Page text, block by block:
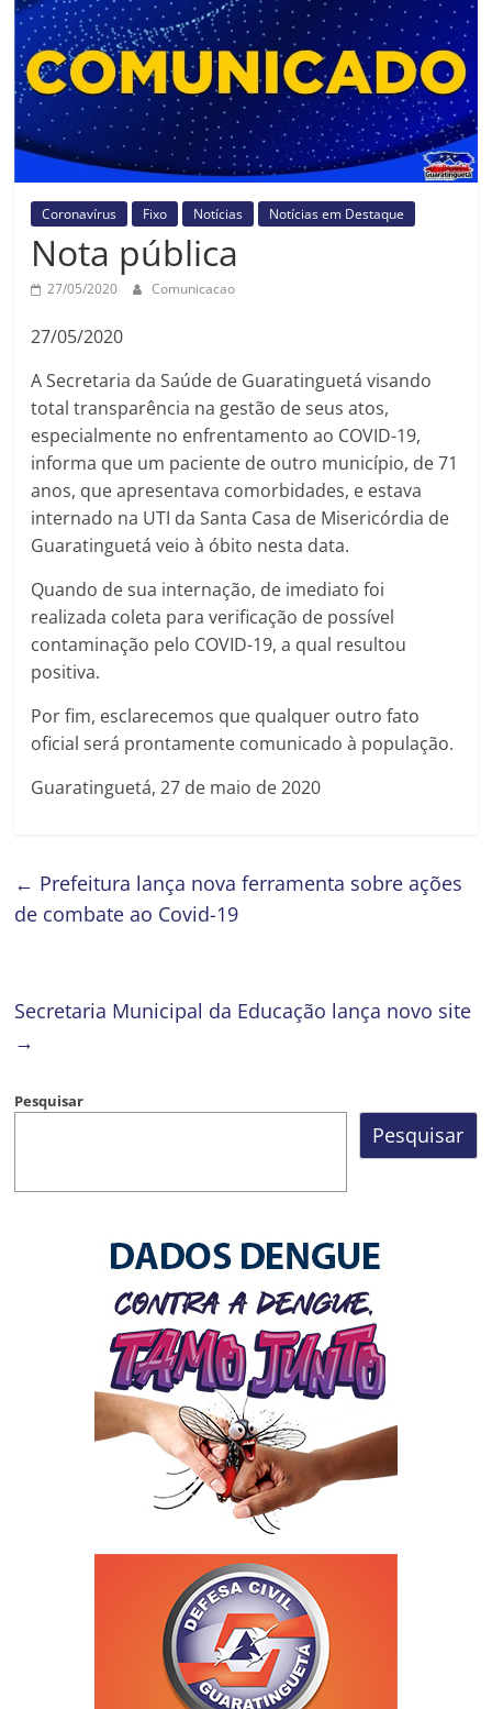
Prefeitura
Estância
Turística
Guaratinguetá
Coronavírus Fixo Notícias Notícias em Destaque
Nota pública
27/05/2020 Comunicacao
27/05/2020
A Secretaria da Saúde de Guaratinguetá visando
total transparência na gestão de seus atos,
especialmente no enfrentamento ao COVID-19,
informa que um paciente de outro município, de 71
anos, que apresentava comorbidades, e estava
internado na UTI da Santa Casa de Misericórdia de
Guaratinguetá veio à óbito nesta data.
Quando de sua internação, de imediato foi
realizada coleta para verificação de possível
contaminação pelo COVID-19, a qual resultou
positiva.
Por fim, esclarecemos que qualquer outro fato
oficial será prontamente comunicado à população.
Guaratinguetá, 27 de maio de 2020
← Prefeitura lança nova ferramenta sobre ações
de combate ao Covid-19
Secretaria Municipal da Educação lança novo site
→
Pesquisar
Pesquisar